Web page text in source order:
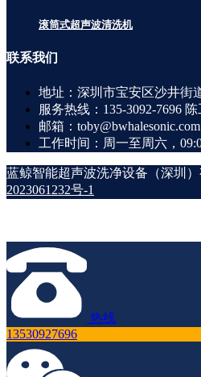
滚筒式超声波清洗机
联系我们
地址：深圳市宝安区沙井街
服务热线：135-3092-7696 陈
邮箱：toby@bwhalesonic.com
工作时间：周一至周六，
蓝鲸智能超声波洗净设备（深圳）
2023061232号-1
热线
13530927696